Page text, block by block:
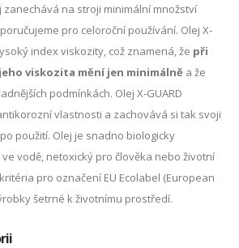
na stroji minimální množství
pro celoroční používání. Olej X-
index viskozity, což znamená, že při
viskozita mění jen minimálně a že
podmínkách. Olej X-GUARD
vlastnosti a zachovává si tak svoji
použití. Olej je snadno biologicky
vodě, netoxický pro člověka nebo životní
pro označení EU Ecolabel (European
šetrné k životnímu prostředí.